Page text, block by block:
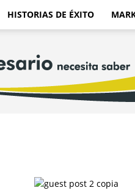
HISTORIAS DE ÉXITO